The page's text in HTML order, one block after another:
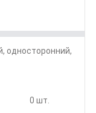
односторонний,
0 шт.